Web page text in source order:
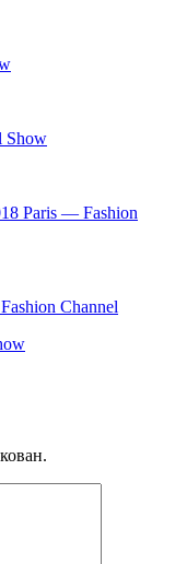
Show
Paris — Fashion
Channel